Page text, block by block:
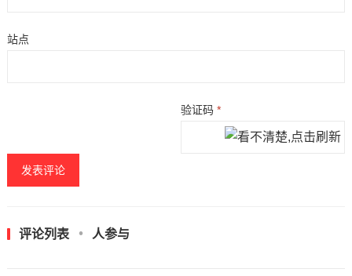
站点
验证码*
评论列表 人参与